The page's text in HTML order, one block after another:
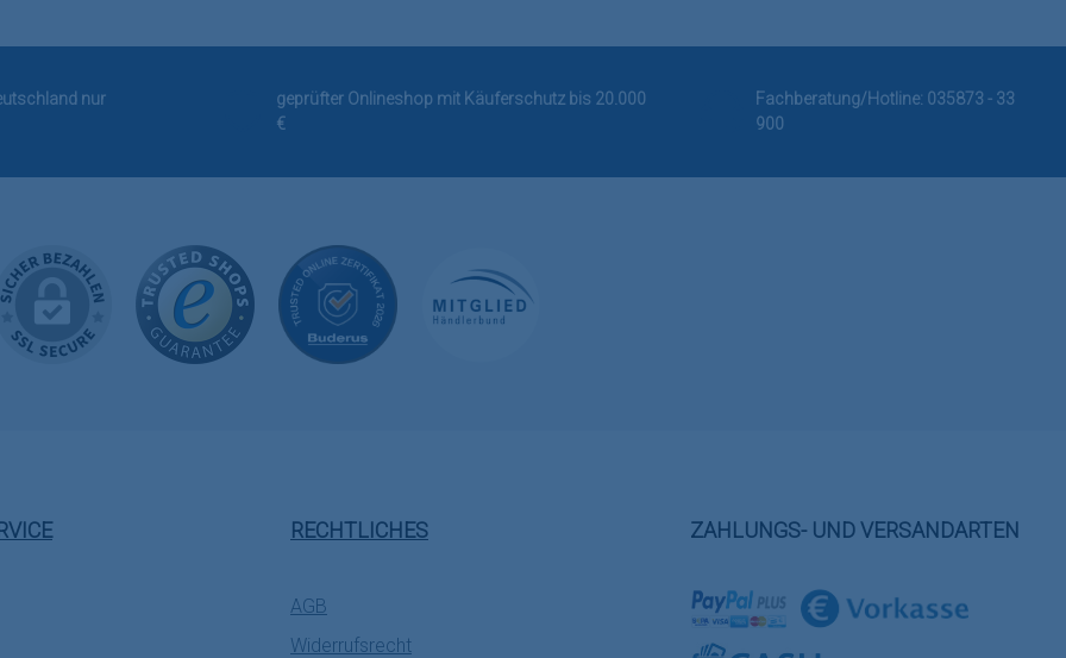
nur
geprüfter Onlineshop mit Käuferschutz bis 20.000
€
Fachberatung/Hotline: 035873 - 33
900
RECHTLICHES
AGB
Widerrufsrecht
ZAHLUNGS- UND VERSANDARTEN
Benutzerdefiniertes Bild 1